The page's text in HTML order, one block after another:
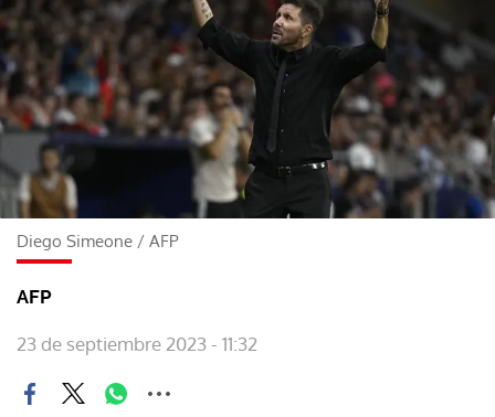
Diego Simeone / AFP
AFP
23 de septiembre 2023 - 11:32